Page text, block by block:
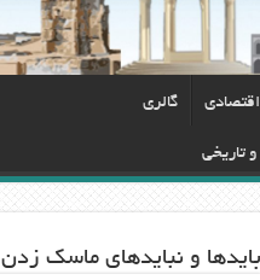
گالری
تاریخی
باید‌ها و نبایدهای ماسک زدن